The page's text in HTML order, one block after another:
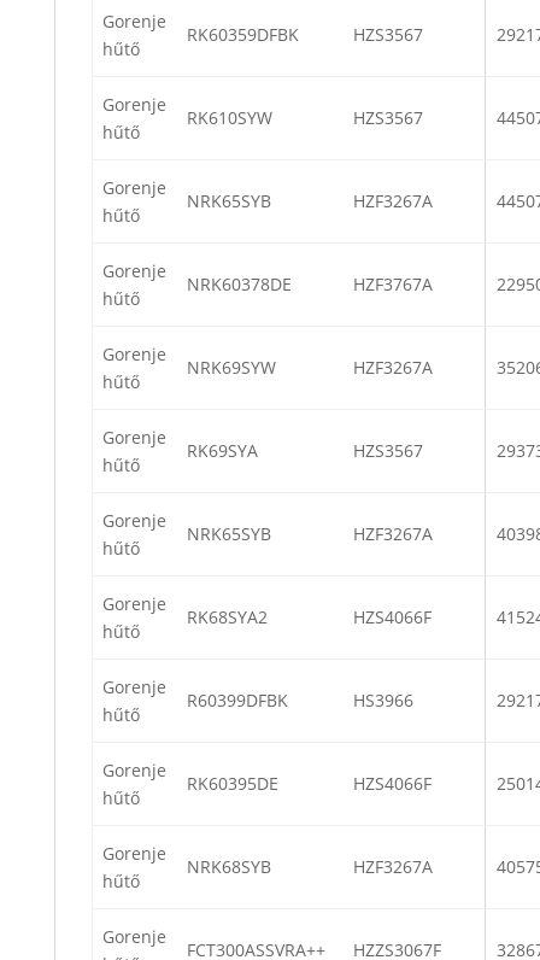
Gorenje
hűtő
RK60359DFBK HZS3567
Gorenje
hűtő
RK610SYW HZS3567
Gorenje
hűtő
NRK65SYB HZF3267A
Gorenje
hűtő
NRK60378DE HZF3767A
Gorenje
hűtő
NRK69SYW HZF3267A
Gorenje
hűtő
RK69SYA HZS3567
Gorenje
hűtő
NRK65SYB HZF3267A
Gorenje
hűtő
RK68SYA2 HZS4066F
Gorenje
hűtő
R60399DFBK HS3966
Gorenje
hűtő
RK60395DE HZS4066F
Gorenje
hűtő
NRK68SYB HZF3267A
Gorenje
FCT300ASSVRA++ HZZS3067F